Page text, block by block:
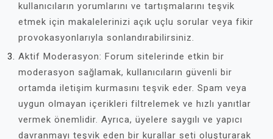
kullanıcıların yorumlarını ve tartışmalarını teşvik
etmek için makalelerinizi açık uçlu sorular veya fikir
provokasyonlarıyla sonlandırabilirsiniz.
Aktif Moderasyon: Forum sitelerinde etkin bir
moderasyon sağlamak, kullanıcıların güvenli bir
ortamda iletişim kurmasını teşvik eder. Spam veya
uygun olmayan içerikleri filtrelemek ve hızlı yanıtlar
vermek önemlidir. Ayrıca, üyelere saygılı ve yapıcı
davranmayı teşvik eden bir kurallar seti oluşturarak